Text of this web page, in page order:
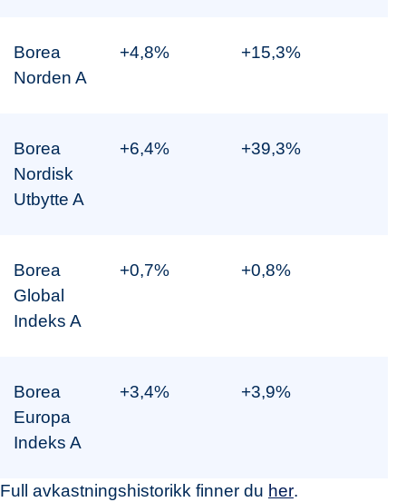
Borea
Norden A
+4,8% +15,3%
Borea
Nordisk
Utbytte A
+6,4% +39,3%
Borea
Global
Indeks A
+0,7% +0,8%
Borea
Europa
Indeks A
+3,4% +3,9%
Full avkastningshistorikk finner du her.